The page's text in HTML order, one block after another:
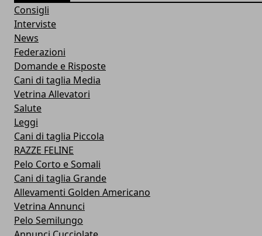
Consigli
Interviste
News
Federazioni
Domande e Risposte
Cani di taglia Media
Vetrina Allevatori
Salute
Leggi
Cani di taglia Piccola
RAZZE FELINE
Pelo Corto e Somali
Cani di taglia Grande
Allevamenti Golden Americano
Vetrina Annunci
Pelo Semilungo